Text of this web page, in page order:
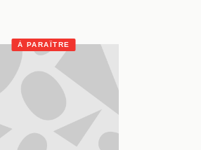
À PARAÎTRE